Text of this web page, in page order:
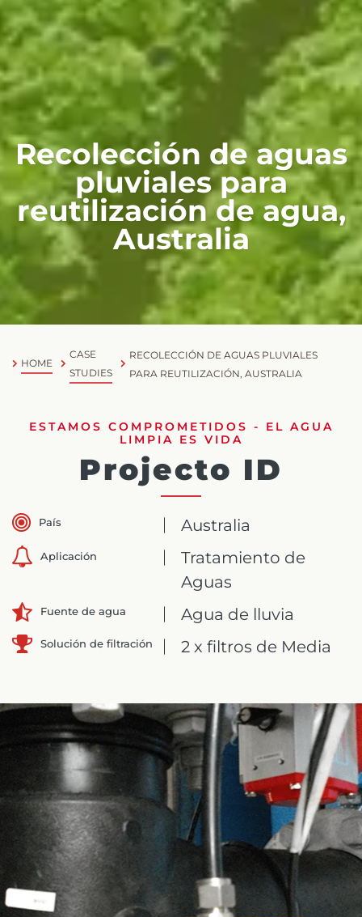
Recolección de aguas
pluviales para
reutilización de agua,
Australia
HOME
CASE
STUDIES
RECOLECCIÓN DE AGUAS PLUVIALES
PARA REUTILIZACIÓN, AUSTRALIA
ESTAMOS COMPROMETIDOS - EL AGUA
LIMPIA ES VIDA
Projecto ID
País Australia
Aplicación
Tratamiento de
Aguas
Fuente de agua Agua de lluvia
Solución de filtración 2 x filtros de Media